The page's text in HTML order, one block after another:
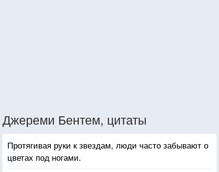
Джереми Бентем, цитаты
Протягивая руки к звездам, люди часто забывают о
цветах под ногами.